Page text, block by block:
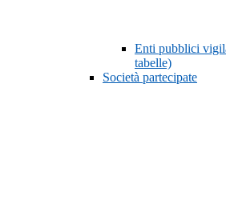
Enti pubblici
tabelle)
Società partecipate